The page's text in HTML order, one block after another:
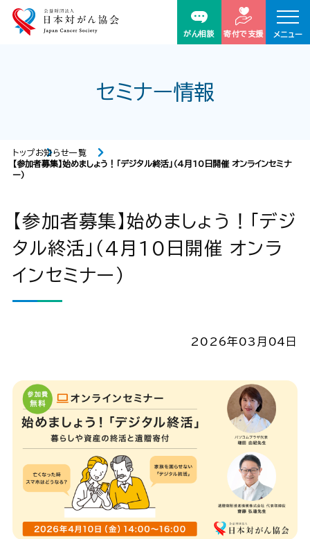
がん相談 寄付で支援 メニュー
セミナー情報
トップお知らせ一覧
【参加者募集】始めましょう！「デジタル終活」（4月10日開催 オンラインセミナ
ー）
【参加者募集】始めましょう！「デジ
タル終活」（4月10日開催 オンラ
インセミナー）
2026年03月04日